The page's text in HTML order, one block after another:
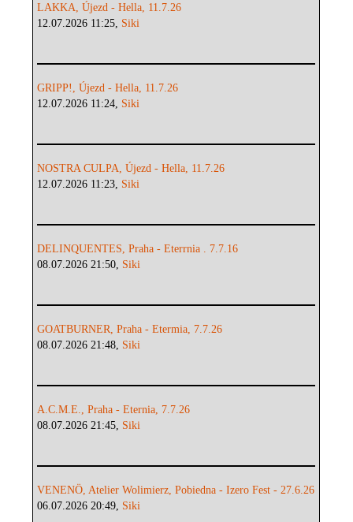
LAKKA, Újezd - Hella, 11.7.26
12.07.2026 11:25, Siki
GRIPP!, Újezd - Hella, 11.7.26
12.07.2026 11:24, Siki
NOSTRA CULPA, Újezd - Hella, 11.7.26
12.07.2026 11:23, Siki
DELINQUENTES, Praha - Eterrnia . 7.7.16
08.07.2026 21:50, Siki
GOATBURNER, Praha - Etermia, 7.7.26
08.07.2026 21:48, Siki
A.C.M.E., Praha - Eternia, 7.7.26
08.07.2026 21:45, Siki
VENENÖ, Atelier Wolimierz, Pobiedna - Izero Fest - 27.6.26
06.07.2026 20:49, Siki